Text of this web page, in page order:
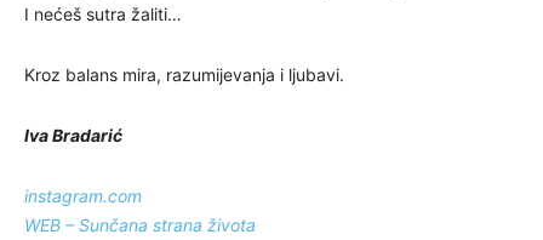
I nećeš sutra žaliti…
Kroz balans mira, razumijevanja i ljubavi.
Iva Bradarić
instagram.com
WEB – Sunčana strana života